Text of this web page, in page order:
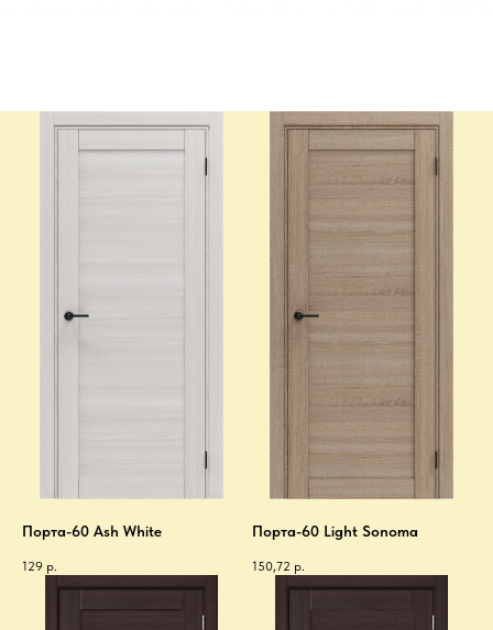
Порта-60 Ash White
129 р.
Порта-60 Light Sonoma
150,72 р.